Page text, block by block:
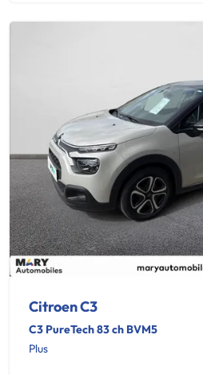
Citroen C3
C3 PureTech 83 ch BVM5
Plus